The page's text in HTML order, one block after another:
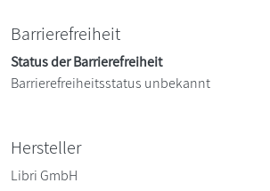
Barrierefreiheit
Status der Barrierefreiheit
Barrierefreiheitsstatus unbekannt
Hersteller
Libri GmbH